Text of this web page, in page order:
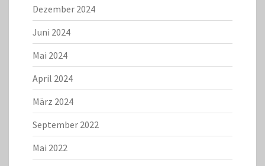
Dezember 2024
Juni 2024
Mai 2024
April 2024
März 2024
September 2022
Mai 2022